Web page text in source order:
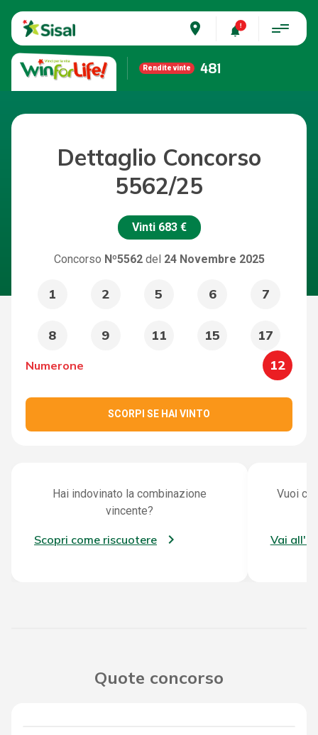
place
Rendite vinte 481
Dettaglio Concorso
5562/25
Vinti 683 €
Concorso Nº5562del 24 Novembre 2025
1 2 5 6 7
8 9 11 15 17
Numerone 12
SCORPI SE HAI VINTO
Hai indovinato la combinazione
vincente?
Scopri come riscuotere
Vuoi
Vai
Quote concorso